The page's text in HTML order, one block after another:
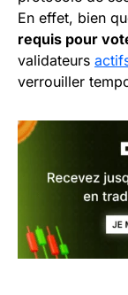
En effet, bien
requis pour
validateurs
verrouiller